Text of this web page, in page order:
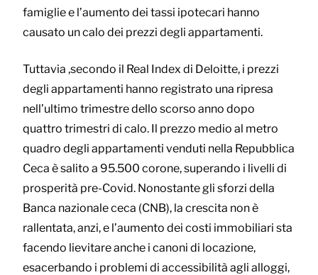
famiglie e l’aumento dei tassi ipotecari hanno
causato un calo dei prezzi degli appartamenti.
Tuttavia ,secondo il Real Index di Deloitte, i prezzi
degli appartamenti hanno registrato una ripresa
nell’ultimo trimestre dello scorso anno dopo
quattro trimestri di calo. Il prezzo medio al metro
quadro degli appartamenti venduti nella Repubblica
Ceca è salito a 95.500 corone, superando i livelli di
prosperità pre-Covid. Nonostante gli sforzi della
Banca nazionale ceca (CNB), la crescita non è
rallentata, anzi, e l’aumento dei costi immobiliari sta
facendo lievitare anche i canoni di locazione,
esacerbando i problemi di accessibilità agli alloggi,